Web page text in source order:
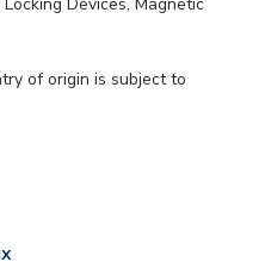
of origin is subject to